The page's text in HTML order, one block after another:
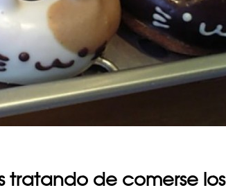
tratando de comerse los